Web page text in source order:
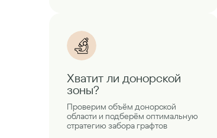
Хватит ли донорской
зоны?
Проверим объём донорской
области и подберём оптимальную
стратегию забора графтов